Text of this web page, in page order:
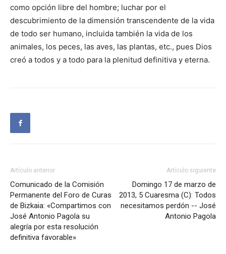
como opción libre del hombre; luchar por el
descubrimiento de la dimensión transcendente de la vida
de todo ser humano, incluida también la vida de los
animales, los peces, las aves, las plantas, etc., pues Dios
creó a todos y a todo para la plenitud definitiva y eterna.
Artículo anterior
Comunicado de la Comisión
Permanente del Foro de Curas
de Bizkaia: «Compartimos con
José Antonio Pagola su
alegría por esta resolución
definitiva favorable»
Artículo siguiente
Domingo 17 de marzo de
2013, 5 Cuaresma (C): Todos
necesitamos perdón -- José
Antonio Pagola